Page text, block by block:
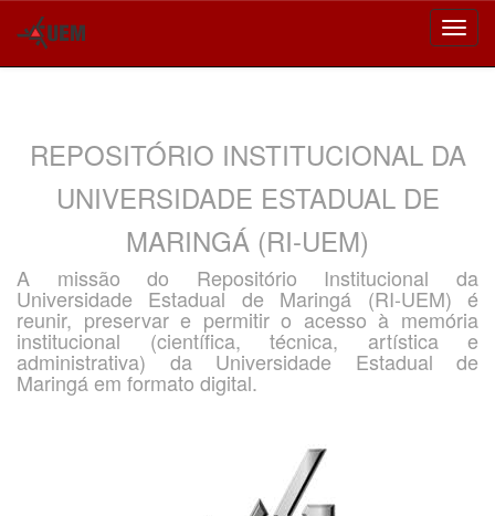
REPOSITÓRIO INSTITUCIONAL DA
UNIVERSIDADE ESTADUAL DE
MARINGÁ (RI-UEM)
A missão do Repositório Institucional da
Universidade Estadual de Maringá (RI-UEM) é
reunir, preservar e permitir o acesso à memória
institucional (científica, técnica, artística e
administrativa) da Universidade Estadual de
Maringá em formato digital.